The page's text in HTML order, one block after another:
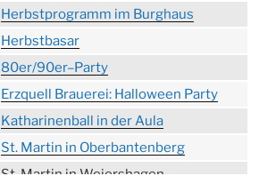
Herbstprogramm im Burghaus
Herbstbasar
80er/90er–Party
Erzquell Brauerei: Halloween Party
Katharinenball in der Aula
St. Martin in Oberbantenberg